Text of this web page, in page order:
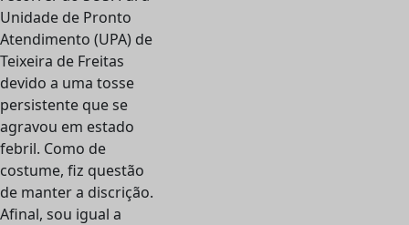
Unidade de Pronto
Atendimento (UPA) de
Teixeira de Freitas
devido a uma tosse
persistente que se
agravou em estado
febril. Como de
costume, fiz questão
de manter a discrição.
Afinal, sou igual a